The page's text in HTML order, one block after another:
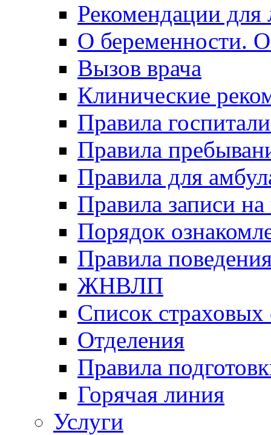
Рекомендации для
О беременности.
Вызов врача
Клинические
Правила
Правила
Правила для
Правила записи
Порядок
Правила
ЖНВЛП
Список страховых
Отделения
Правила
Горячая линия
Услуги